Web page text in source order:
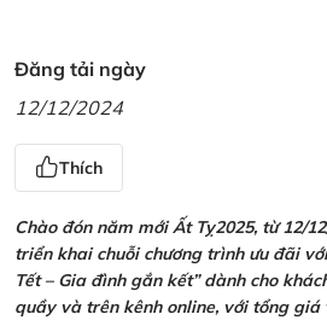
Đăng tải ngày
12/12/2024
Thích
Chào đón năm mới Ất Tỵ2025, từ 12/
triển khai chuỗi chương trình ưu đãi
Tết – Gia đình gắn kết” dành cho
quầy và trên kênh online, với tổng